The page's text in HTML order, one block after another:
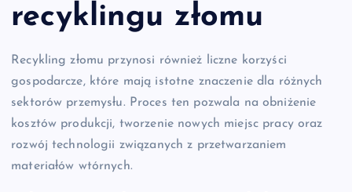
recyklingu złomu
Recykling złomu przynosi również liczne korzyści
gospodarcze, które mają istotne znaczenie dla różnych
sektorów przemysłu. Proces ten pozwala na obniżenie
kosztów produkcji, tworzenie nowych miejsc pracy oraz
rozwój technologii związanych z przetwarzaniem
materiałów wtórnych.